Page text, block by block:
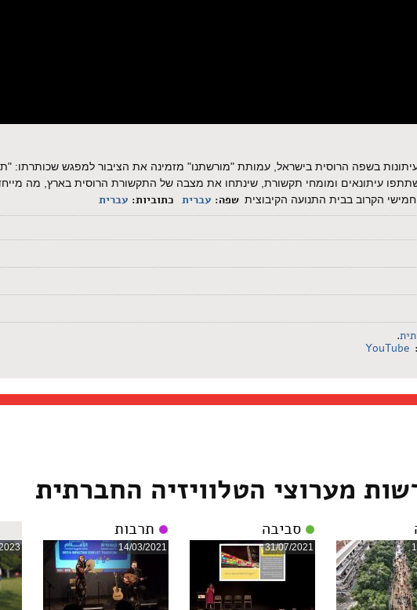
של העיתונות בשפה הרוסית בישראל, עמותת "מורשתנו" מזמינה את הציבור למפגש שכותרתו:
עיתונאים ומומחי תקשורת, שינתחו את מצבה של התקשורת הרוסית בארץ, מה
הקרוב בבית התנועה הקיבוצית שפה: עברית כתוביות: עברית
.
YouTube
מערוצי הטלוויזיה החברתית
סביבה
31/07/2021
תרבות
14/03/2021